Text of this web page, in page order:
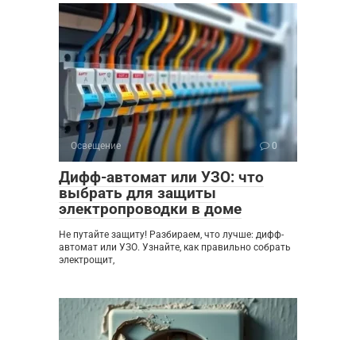
Освещение 0
Дифф-автомат или УЗО: что
выбрать для защиты
электропроводки в доме
Не путайте защиту! Разбираем, что лучше: дифф-
автомат или УЗО. Узнайте, как правильно собрать
электрощит,